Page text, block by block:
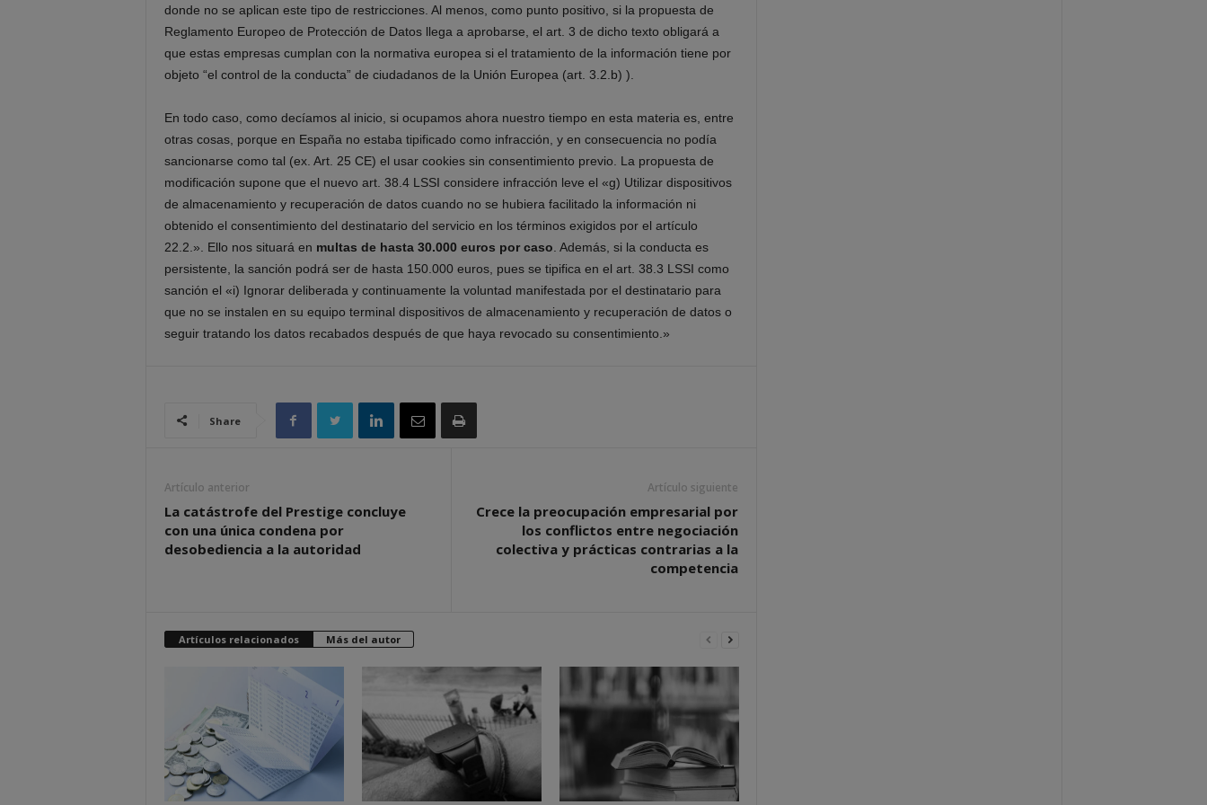
donde no se aplican este tipo de restricciones. Al menos, como punto positivo, si la propuesta de
Reglamento Europeo de Protección de Datos llega a aprobarse, el art. 3 de dicho texto obligará a
que estas empresas cumplan con la normativa europea si el tratamiento de la información tiene por
objeto “el control de la conducta” de ciudadanos de la Unión Europea (art. 3.2.b) ).
En todo caso, como decíamos al inicio, si ocupamos ahora nuestro tiempo en esta materia es, entre
otras cosas, porque en España no estaba tipificado como infracción, y en consecuencia no podía
sancionarse como tal (ex. Art. 25 CE) el usar cookies sin consentimiento previo. La propuesta de
modificación supone que el nuevo art. 38.4 LSSI considere infracción leve el «g) Utilizar dispositivos
de almacenamiento y recuperación de datos cuando no se hubiera facilitado la información ni
obtenido el consentimiento del destinatario del servicio en los términos exigidos por el artículo
22.2.». Ello nos situará en multas de hasta 30.000 euros por caso . Además, si la conducta es
persistente, la sanción podrá ser de hasta 150.000 euros, pues se tipifica en el art. 38.3 LSSI como
sanción el «i) Ignorar deliberada y continuamente la voluntad manifestada por el destinatario para
que no se instalen en su equipo terminal dispositivos de almacenamiento y recuperación de datos o
seguir tratando los datos recabados después de que haya revocado su consentimiento.»
Share
Artículo anterior
La catástrofe del Prestige concluye
con una única condena por
desobediencia a la autoridad
Artículo siguiente
Crece la preocupación empresarial por
los conflictos entre negociación
colectiva y prácticas contrarias a la
competencia
Artículos relacionados Más del autor